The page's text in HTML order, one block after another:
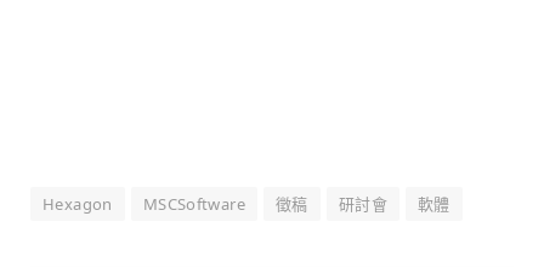
Hexagon MSCSoftware 徵稿 研討會 軟體